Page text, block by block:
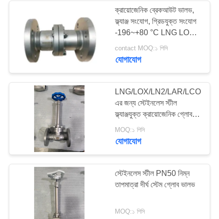
ক্রায়োজেনিক সকেট ওয়েল্ড
গ্লোব ভালভ
62
ক্রায়োজেনিক ফ্ল্যাঞ্জড গ্লোব
ভালভ
ক্রায়োজেনিক ব্রেকআউট ভালভ,
ফ্ল্যাঞ্জ সংযোগ, গ্রিডযুক্ত সংযোগ
-196~+80 °C LNG LOX
LIN LAR LCO2 এর জন্য
contact MOQ:১ পিসি
যোগাযোগ
LNG/LOX/LN2/LAR/LCO2
এর জন্য স্টেইনলেস স্টীল
ফ্ল্যাঞ্জযুক্ত ক্রায়োজেনিক গ্লোব
ভালভ
MOQ:১ পিসি
যোগাযোগ
স্টেইনলেস স্টীল PN50 নিম্ন
তাপমাত্রা দীর্ঘ স্টেম গ্লোব ভালভ
MOQ:১ পিসি